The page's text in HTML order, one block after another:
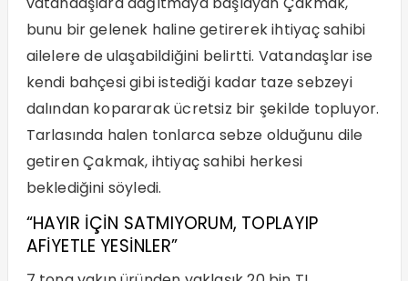
bunu bir gelenek haline getirerek ihtiyaç sahibi
ailelere de ulaşabildiğini belirtti. Vatandaşlar ise
kendi bahçesi gibi istediği kadar taze sebzeyi
dalından kopararak ücretsiz bir şekilde topluyor.
Tarlasında halen tonlarca sebze olduğunu dile
getiren Çakmak, ihtiyaç sahibi herkesi
beklediğini söyledi.
“HAYIR İÇİN SATMIYORUM, TOPLAYIP
AFİYETLE YESİNLER”